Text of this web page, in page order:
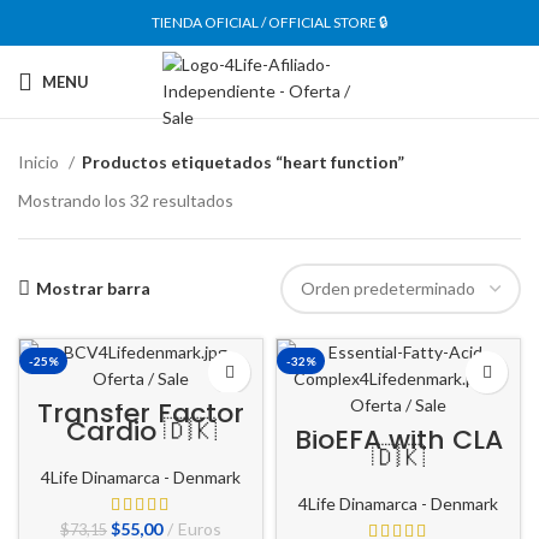
TIENDA OFICIAL / OFFICIAL STORE 🔒
MENU
Inicio
Productos etiquetados “heart function”
Mostrando los 32 resultados
Mostrar barra
-25%
Transfer Factor
Cardio 🇩🇰
4Life Dinamarca - Denmark
$73,15 El
$55,00El Euros
-32%
BioEFA with CLA
🇩🇰
4Life Dinamarca - Denmark